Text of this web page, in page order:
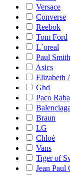
Versace
Converse
Reebok
Tom Ford
L´oreal
Paul Smith
Asics
Elizabeth
Ghd
Paco
Balenciaga
Braun
LG
Chloé
Vans
Tiger of
Jean Paul